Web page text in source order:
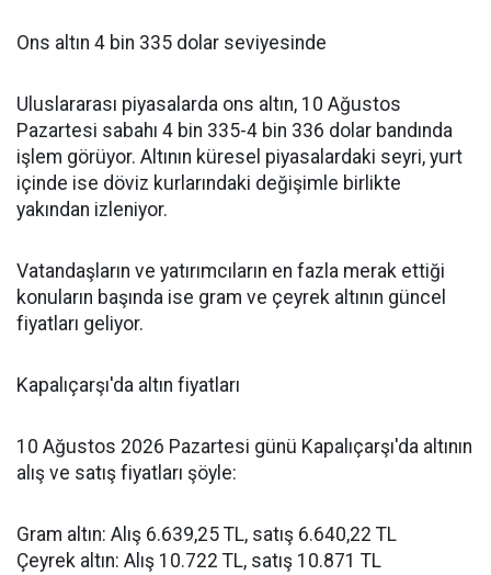
Ons altın 4 bin 335 dolar seviyesinde
Uluslararası piyasalarda ons altın, 10 Ağustos
Pazartesi sabahı 4 bin 335-4 bin 336 dolar bandında
işlem görüyor. Altının küresel piyasalardaki seyri, yurt
içinde ise döviz kurlarındaki değişimle birlikte
yakından izleniyor.
Vatandaşların ve yatırımcıların en fazla merak ettiği
konuların başında ise gram ve çeyrek altının güncel
fiyatları geliyor.
Kapalıçarşı'da altın fiyatları
10 Ağustos 2026 Pazartesi günü Kapalıçarşı'da altının
alış ve satış fiyatları şöyle:
Gram altın: Alış 6.639,25 TL, satış 6.640,22 TL
Çeyrek altın: Alış 10.722 TL, satış 10.871 TL